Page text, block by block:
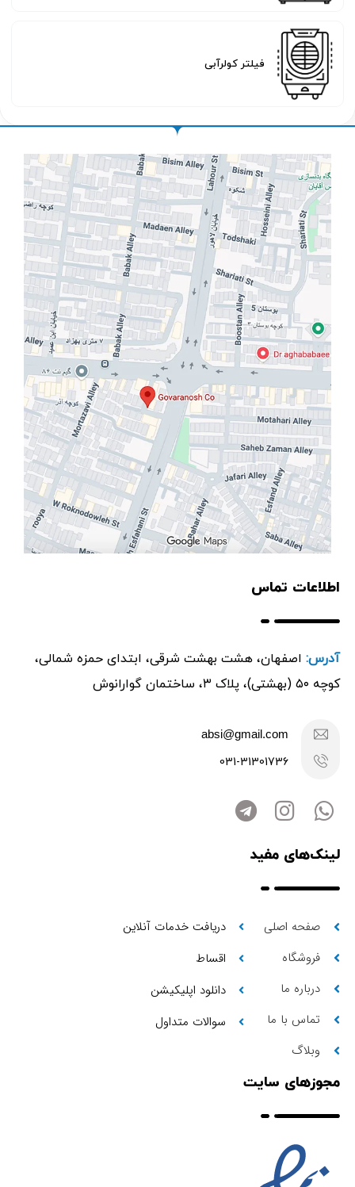
فیلتر کولرآبی
اطلاعات تماس
آدرس: اصفهان، هشت بهشت شرقی، ابتدای حمزه شمالی،
کوچه ۵۰ (بهشتی)، پلاک ۳، ساختمان گوارانوش
absi@gmail.com
031-31301736
لینک‌های مفید
صفحه اصلی
فروشگاه
درباره ما
تماس با ما
وبلاگ
دریافت خدمات آنلاین
اقساط
دانلود اپلیکیشن
سوالات متداول
مجوزهای سایت